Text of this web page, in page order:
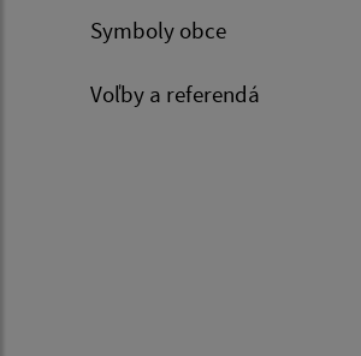
Symboly obce
Voľby a referendá